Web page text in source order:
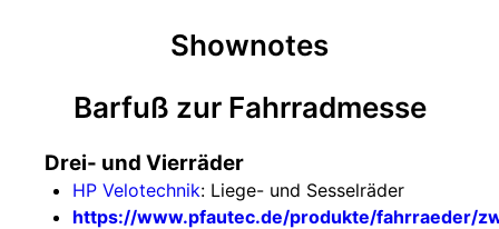
Shownotes
Barfuß zur Fahrradmesse
Drei- und Vierräder
HP Velotechnik: Liege- und Sesselräder
https://www.pfautec.de/produkte/fahrraeder/